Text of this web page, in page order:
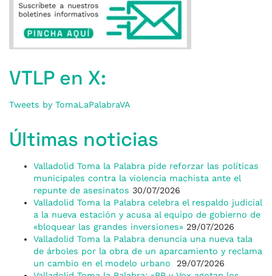
VTLP en X:
Tweets by TomaLaPalabraVA
Últimas noticias
Valladolid Toma la Palabra pide reforzar las políticas
municipales contra la violencia machista ante el
repunte de asesinatos 30/07/2026
Valladolid Toma la Palabra celebra el respaldo judicial
a la nueva estación y acusa al equipo de gobierno de
«bloquear las grandes inversiones» 29/07/2026
Valladolid Toma la Palabra denuncia una nueva tala
de árboles por la obra de un aparcamiento y reclama
un cambio en el modelo urbano
29/07/2026